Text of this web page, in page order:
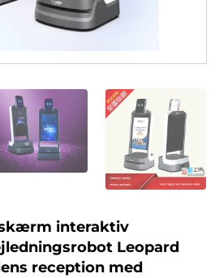
interaktiv
Leopard
reception med